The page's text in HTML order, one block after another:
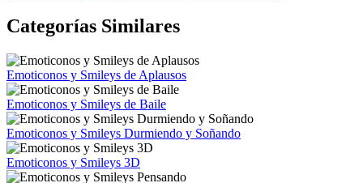
Categorías Similares
Emoticonos y Smileys de Aplausos
Emoticonos y Smileys de Baile
Emoticonos y Smileys Durmiendo y Soñando
Emoticonos y Smileys 3D